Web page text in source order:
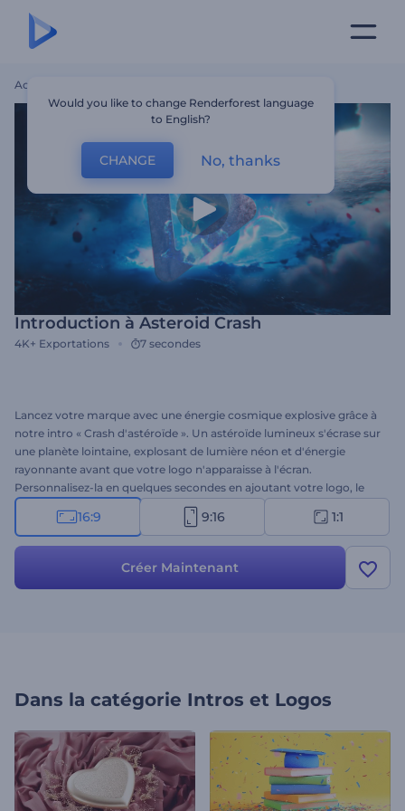
Accueil
Introduction à Asteroid Crash
4K+ Exportations 7 secondes
Lancez votre marque avec une énergie cosmique explosive grâce à
notre intro « Crash d'astéroïde ». Un astéroïde lumineux s'écrase sur
une planète lointaine, explosant de lumière néon et d'énergie
rayonnante avant que votre logo n'apparaisse à l'écran.
Personnalisez-la en quelques secondes en ajoutant votre logo, le
nom de votre marque, votre slogan et une musique de fond. Idéale
pour les génériques de science-fiction, les bandes-annonces, les
thème de l'espace. Essayez-la dès maintenant !
16:9 9:16 1:1
Créer Maintenant
Dans la catégorie Intros et Logos
Would you like to change Renderforest language
to English?
CHANGE No, thanks